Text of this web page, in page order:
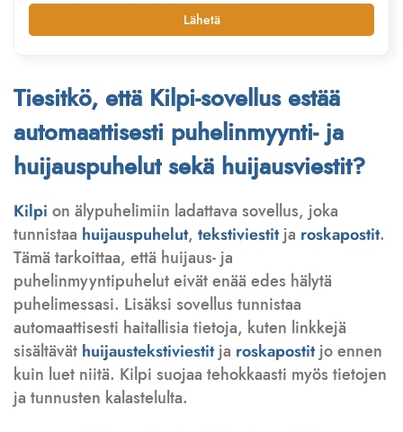
Lähetä
Tiesitkö, että Kilpi-sovellus estää
automaattisesti puhelinmyynti- ja
huijauspuhelut sekä huijausviestit?
Kilpi on älypuhelimiin ladattava sovellus, joka
tunnistaa huijauspuhelut, tekstiviestitja roskapostit.
Tämä tarkoittaa, että huijaus- ja
puhelinmyyntipuhelut eivät enää edes hälytä
puhelimessasi. Lisäksi sovellus tunnistaa
automaattisesti haitallisia tietoja, kuten linkkejä
sisältävät huijaustekstiviestitja roskapostitjo ennen
kuin luet niitä. Kilpi suojaa tehokkaasti myös tietojen
ja tunnusten kalastelulta.